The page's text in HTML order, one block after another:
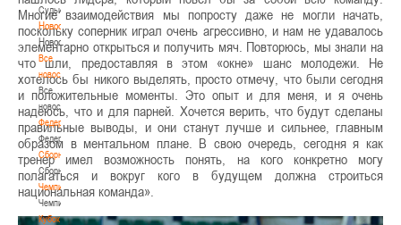
Судьи
Новости
Новости
Все
новости
Все
новости
Федерация
Федерация
Сборные
Сборные
Чемпионат
Чемпионат
Кубок
Многие взаимодействия мы попросту даже не могли начать,
поскольку соперник играл очень агрессивно, и нам не удавалось
элементарно открыться и получить мяч. Повторюсь, мы знали на
что шли, предоставляя в этом «окне» шанс молодежи. Не
хотелось бы никого выделять, просто отмечу, что были сегодня
и положительные моменты. Это опыт и для меня, и я очень
надеюсь, что и для парней. Хочется верить, что будут сделаны
правильные выводы, и они станут лучше и сильнее, главным
образом в ментальном плане. В свою очередь, сегодня я как
тренер имел возможность понять, на кого конкретно могу
полагаться и вокруг кого в будущем должна строиться
национальная команда».